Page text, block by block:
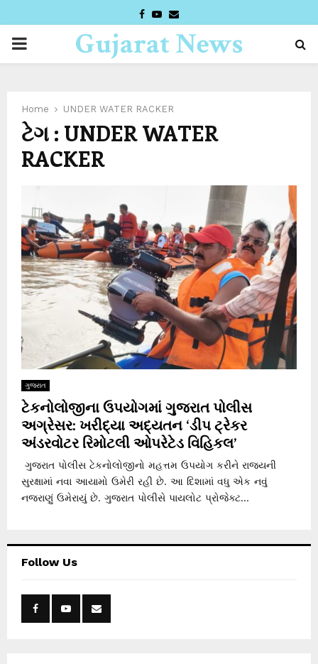
FACEBOOK
YOUTUBE
EMAIL
PRIMARYGujarat News
Home UNDER WATER RACKER
ટેગ : UNDER WATER
RACKER
ગુજરાત
ટેકનોલોજીના ઉપયોગમાં ગુજરાત પોલીસ
અગ્રેસર: ખરીદ્યા અદ્યતન ‘ડીપ ટ્રેકર
અંડરવોટર રિમોટલી ઓપરેટેડ વિહિકલ’
ગુજરાત પોલીસ ટેકનોલોજીનો મહત્તમ ઉપયોગ કરીને રાજ્યની
સુરક્ષામાં નવા આયામો ઉમેરી રહી છે. આ દિશામાં વધુ એક નવું
નજરાણું ઉમેરાયું છે. ગુજરાત પોલીસે પાયલોટ પ્રોજેક્ટ...
Follow Us